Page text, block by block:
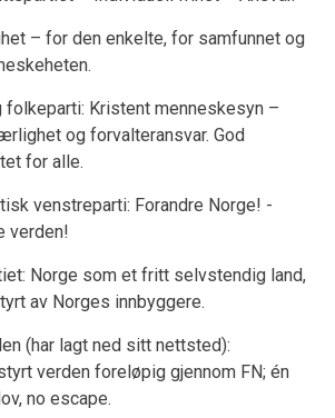
– for den enkelte, for samfunnet og
folkeparti: Kristent menneskesyn –
og forvalteransvar. God
for alle.
venstreparti: Forandre Norge! -
verden!
Norge som et fritt selvstendig land,
av Norges innbyggere.
(har lagt ned sitt nettsted):
verden foreløpig gjennom FN; én
no escape.